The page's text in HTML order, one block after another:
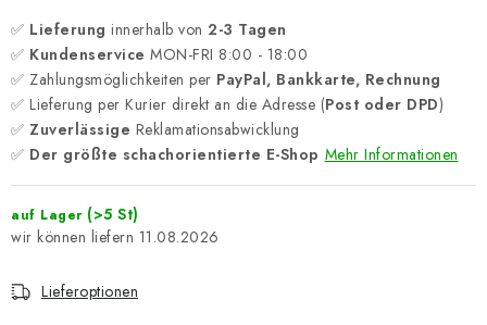
✅ Lieferung innerhalb von 2-3 Tagen
✅ Kundenservice MON-FRI 8:00 - 18:00
✅ Zahlungsmöglichkeiten per PayPal, Bankkarte, Rechnung
✅ Lieferung per Kurier direkt an die Adresse (Post oder DPD)
✅ Zuverlässige Reklamationsabwicklung
✅ Der größte schachorientierte E-Shop Mehr Informationen
auf Lager (>5 St)
11.08.2026
Lieferoptionen